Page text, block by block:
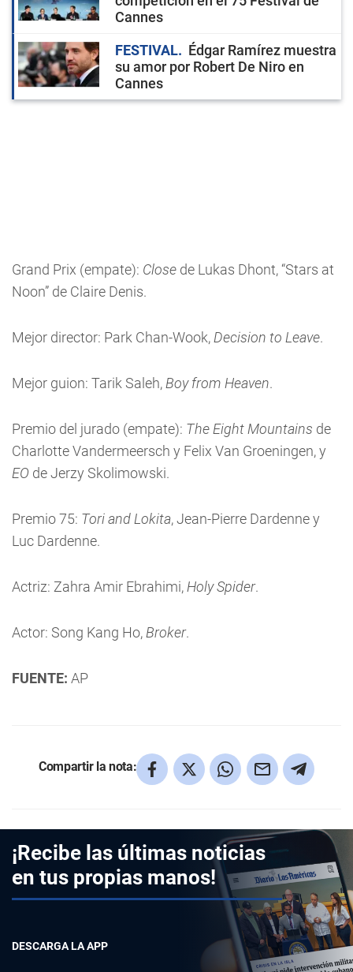
Cannes
FESTIVAL
Édgar Ramírez muestra
su amor por Robert De Niro en
Cannes
Grand Prix (empate): Close de Lukas Dhont, “Stars at
Noon” de Claire Denis.
Mejor director: Park Chan-Wook, Decision to Leave.
Mejor guion: Tarik Saleh, Boy from Heaven.
Premio del jurado (empate): The Eight Mountains de
Charlotte Vandermeersch y Felix Van Groeningen, y
EO de Jerzy Skolimowski.
Premio 75: Tori and Lokita, Jean-Pierre Dardenne y
Luc Dardenne.
Actriz: Zahra Amir Ebrahimi, Holy Spider.
Actor: Song Kang Ho, Broker.
FUENTE: AP
Compartir la nota:
¡Recibe las últimas noticias
en tus propias manos!
DESCARGA LA APP